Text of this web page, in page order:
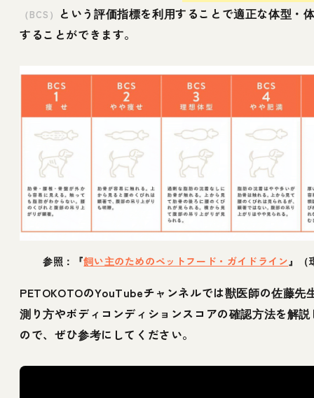
（BCS）
という評価指標を利用することで適正な体型・
することができます。
参照：『飼い主のためのペットフード・ガイドライン』（
PETOKOTOのYouTubeチャンネルでは獣医師の佐藤先
測り方やボディコンディションスコアの確認方法を解
ので、ぜひ参考にしてください。